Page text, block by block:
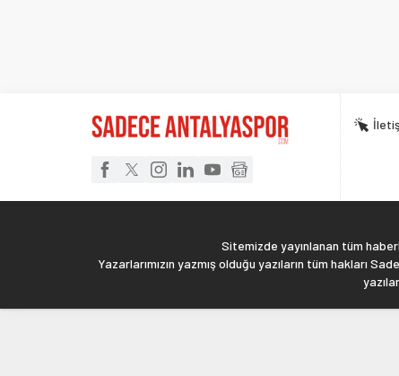
Sitemizde yayınlanan tüm
Yazarlarımızın yazmış olduğu yazıların tüm hakları